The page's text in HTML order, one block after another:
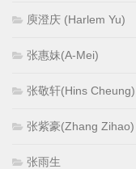
庾澄庆 (Harlem Yu)
张惠妹(A-Mei)
张敬轩(Hins Cheung)
张紫豪(Zhang Zihao)
张雨生